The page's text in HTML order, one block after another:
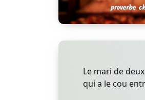
Le mari de
qui a le cou